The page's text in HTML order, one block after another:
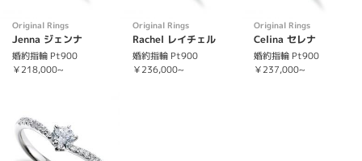
Original Rings
Jenna ジェンナ
婚約指輪 Pt900
￥218,000~
Original Rings
Rachel レイチェル
婚約指輪 Pt900
￥236,000~
Original Rings
Celina セレナ
婚約指輪 Pt900
￥237,000~